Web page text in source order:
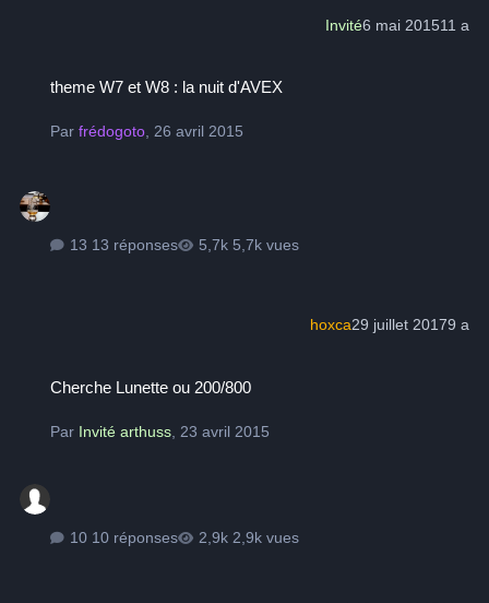
Invité6 mai 201511 a
theme W7 et W8 : la nuit d'AVEX
Parfrédogoto 26 avril 2015
13 réponses 5,7k vues
hoxca29 juillet 20179 a
Cherche Lunette ou 200/800
Par Invité arthuss 23 avril 2015
10 réponses 2,9k vues